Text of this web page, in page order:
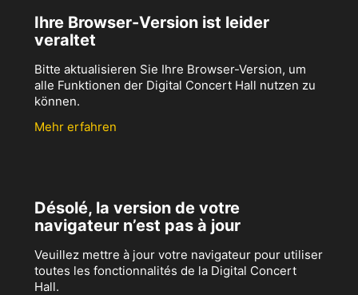
Ihre Browser-Version ist leider
veraltet
Bitte aktualisieren Sie Ihre Browser-Version, um
alle Funktionen der Digital Concert Hall nutzen zu
können.
Mehr erfahren
Désolé, la version de votre
navigateur n’est pas à jour
Veuillez mettre à jour votre navigateur pour utiliser
toutes les fonctionnalités de la Digital Concert
Hall.